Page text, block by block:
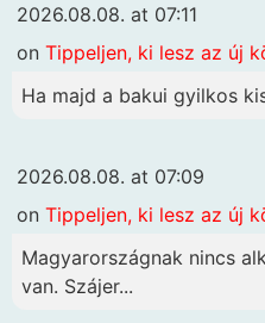
2026.08.08. at 07:11
on Tippeljen, ki lesz az új
Ha majd a bakui gyilkos
2026.08.08. at 07:09
on Tippeljen, ki lesz az új
Magyarországnak nincs
van. Szájer...